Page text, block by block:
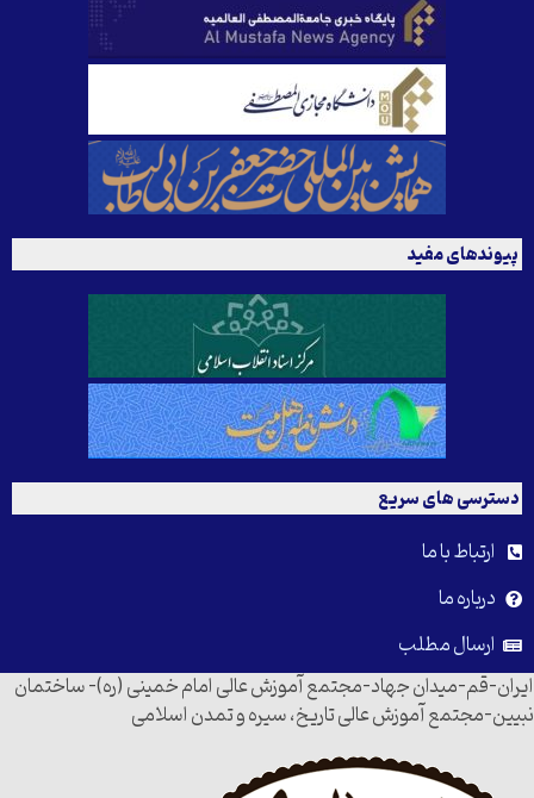
پیوندهای مفید
دسترسی های سریع
ارتباط با ما
درباره ما
ارسال مطلب
ایران-قم-میدان جهاد-مجتمع آموزش عالی امام خمینی (ره)- ساختمان
نبیین-مجتمع آموزش عالی تاریخ، سیره و تمدن اسلامی